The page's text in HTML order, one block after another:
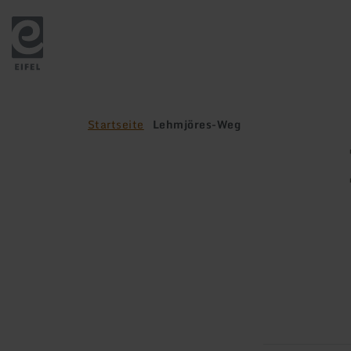
Zurück
zur
Startseite
Startseite Lehmjöres-Weg